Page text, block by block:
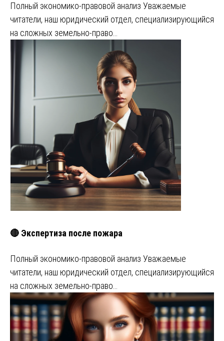
Полный экономико-правовой анализ Уважаемые
читатели, наш юридический отдел, специализирующийся
на сложных земельно-право…
🔴 Экспертиза после пожара
Полный экономико-правовой анализ Уважаемые
читатели, наш юридический отдел, специализирующийся
на сложных земельно-право…